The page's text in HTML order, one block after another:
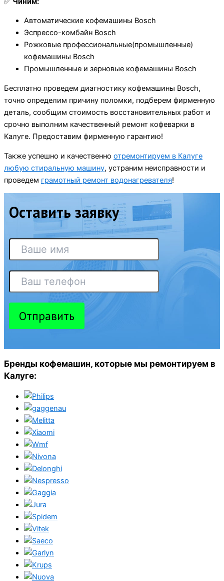
Автоматические кофемашины Bosch
Эспрессо-комбайн Bosch
Рожковые профессиональные(промышленные)
кофемашины Bosch
Промышленные и зерновые кофемашины Bosch
Бесплатно проведем диагностику кофемашины Bosch,
точно определим причину поломки, подберем фирменную
деталь, сообщим стоимость восстановительных работ и
срочно выполним качественный ремонт кофеварки в
Калуге. Предоставим фирменную гарантию!
Также успешно и качественно отремонтируем в Калуге
любую стиральную машину, устраним неисправности и
проведем грамотный ремонт водонагревателя!
Оставить заявку
Отправить
Бренды кофемашин, которые мы ремонтируем в
Калуге: